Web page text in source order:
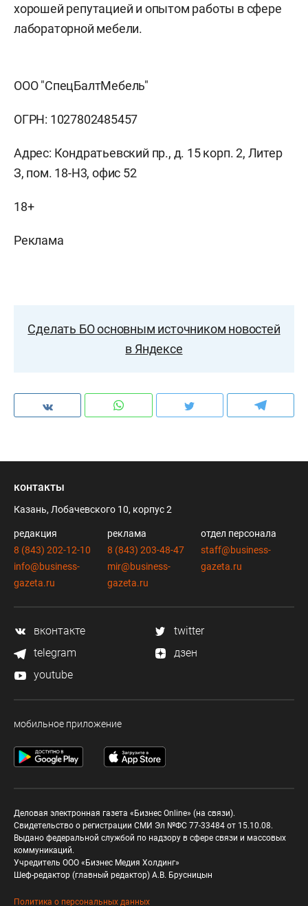
хорошей репутацией и опытом работы в сфере
лабораторной мебели.
ООО "СпецБалтМебель"
ОГРН: 1027802485457
Адрес: Кондратьевский пр., д. 15 корп. 2, Литер
З, пом. 18-Н3, офис 52
18+
Реклама
Сделать БО основным источником новостей
в Яндексе
контакты
Казань, Лобачевского 10, корпус 2
редакция
8 (843) 202-12-10
info@business-
gazeta.ru
реклама
8 (843) 203-48-47
mir@business-
gazeta.ru
отдел персонала
staff@business-
gazeta.ru
вконтакте
twitter
telegram
дзен
youtube
мобильное приложение
Деловая электронная газета «Бизнес Online» (на связи).
Свидетельство о регистрации СМИ Эл №ФС 77-33484 от 15.10.08.
Выдано федеральной службой по надзору в сфере связи и массовых
коммуникаций.
Учредитель ООО «Бизнес Медия Холдинг»
Шеф-редактор (главный редактор) А.В. Брусницын
Политика о персональных данных